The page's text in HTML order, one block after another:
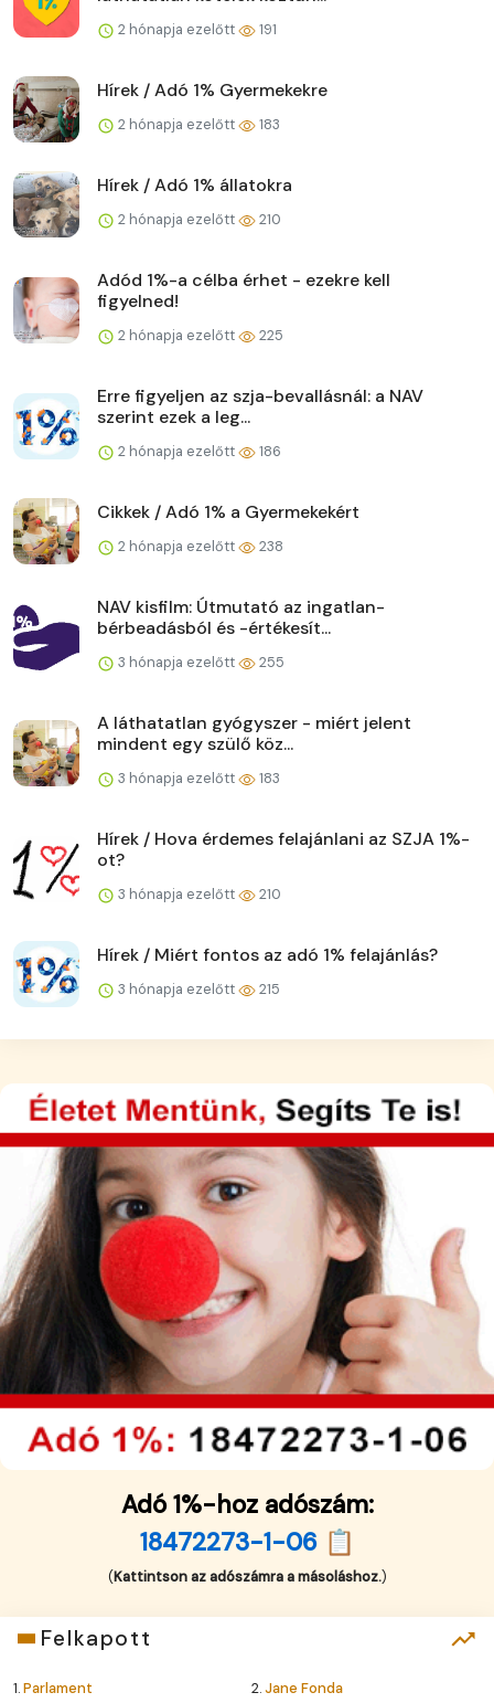
2 hónapja ezelőtt 191
Hírek / Adó 1% Gyermekekre
2 hónapja ezelőtt 183
Hírek / Adó 1% állatokra
2 hónapja ezelőtt 210
Adód 1%-a célba érhet - ezekre kell
figyelned!
2 hónapja ezelőtt 225
Erre figyeljen az szja-bevallásnál: a NAV
szerint ezek a leg...
2 hónapja ezelőtt 186
Cikkek / Adó 1% a Gyermekekért
2 hónapja ezelőtt 238
NAV kisfilm: Útmutató az ingatlan-
bérbeadásból és -értékesít...
3 hónapja ezelőtt 255
A láthatatlan gyógyszer - miért jelent
mindent egy szülő köz...
3 hónapja ezelőtt 183
Hírek / Hova érdemes felajánlani az SZJA 1%-
ot?
3 hónapja ezelőtt 210
Hírek / Miért fontos az adó 1% felajánlás?
3 hónapja ezelőtt 215
Adó 1%-hoz adószám:
18472273-1-06 📋
(Kattintson az adószámra a másoláshoz.)
Felkapott
1.Parlament 2.Jane Fonda